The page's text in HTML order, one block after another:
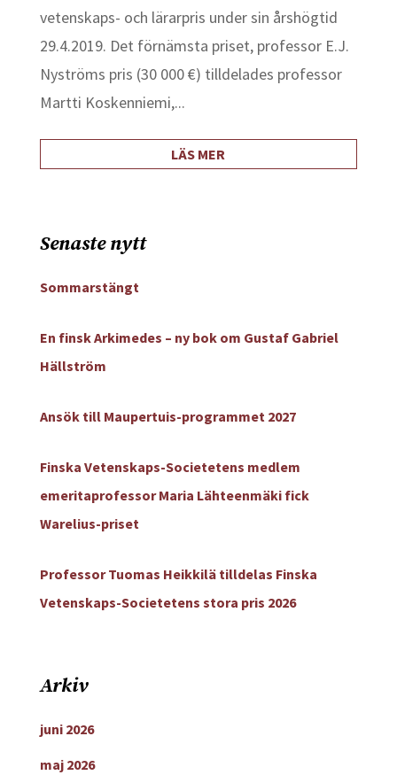
vetenskaps- och lärarpris under sin årshögtid
29.4.2019. Det förnämsta priset, professor E.J.
Nyströms pris (30 000 €) tilldelades professor
Martti Koskenniemi,...
LÄS MER
Senaste nytt
Sommarstängt
En finsk Arkimedes – ny bok om Gustaf Gabriel
Hällström
Ansök till Maupertuis-programmet 2027
Finska Vetenskaps-Societetens medlem
emeritaprofessor Maria Lähteenmäki fick
Warelius-priset
Professor Tuomas Heikkilä tilldelas Finska
Vetenskaps-Societetens stora pris 2026
Arkiv
juni 2026
maj 2026